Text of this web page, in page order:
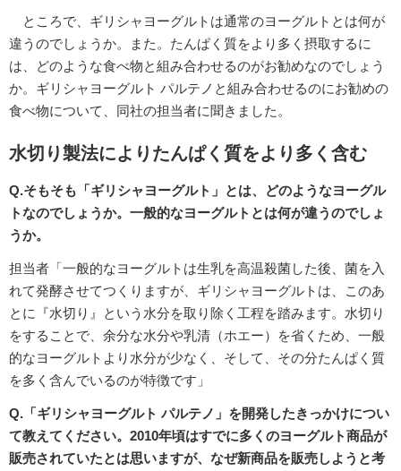
ところで、ギリシャヨーグルトは通常のヨーグルトとは何が
違うのでしょうか。また。たんぱく質をより多く摂取するに
は、どのような食べ物と組み合わせるのがお勧めなのでしょう
か。ギリシャヨーグルト パルテノと組み合わせるのにお勧めの
食べ物について、同社の担当者に聞きました。
水切り製法によりたんぱく質をより多く含む
Q.そもそも「ギリシャヨーグルト」とは、どのようなヨーグル
トなのでしょうか。一般的なヨーグルトとは何が違うのでしょ
うか。
担当者「一般的なヨーグルトは生乳を高温殺菌した後、菌を入
れて発酵させてつくりますが、ギリシャヨーグルトは、このあ
とに『水切り』という水分を取り除く工程を踏みます。水切り
をすることで、余分な水分や乳清（ホエー）を省くため、一般
的なヨーグルトより水分が少なく、そして、その分たんぱく質
を多く含んでいるのが特徴です」
Q.「ギリシャヨーグルト パルテノ」を開発したきっかけについ
て教えてください。2010年頃はすでに多くのヨーグルト商品が
販売されていたとは思いますが、なぜ新商品を販売しようと考